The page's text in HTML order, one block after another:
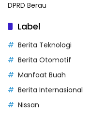
DPRD Berau
Label
Berita Teknologi
Berita Otomotif
Manfaat Buah
Berita Internasional
Nissan